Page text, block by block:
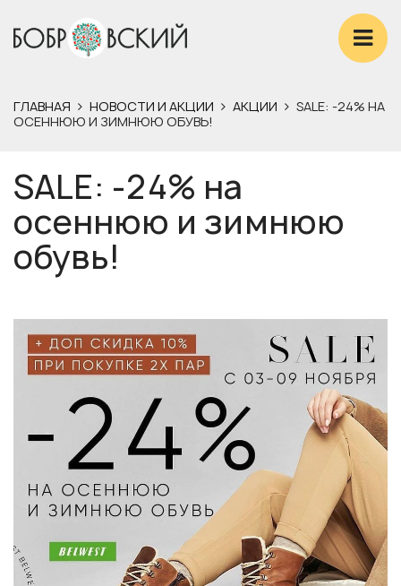
ГЛАВНАЯ НОВОСТИ И АКЦИИ АКЦИИ
SALE: -24% НА
ОСЕННЮЮ И ЗИМНЮЮ ОБУВЬ!
SALE: -24% на
осеннюю и зимнюю
обувь!